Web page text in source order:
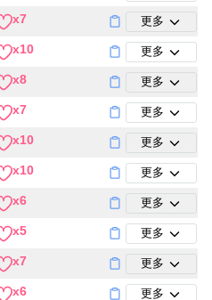
x7 更多
x10 更多
x8 更多
x7 更多
x10 更多
x10 更多
x6 更多
x5 更多
x7 更多
x6 更多